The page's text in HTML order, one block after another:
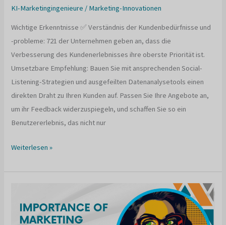
KI-Marketingingenieure / Marketing-Innovationen
Wichtige Erkenntnisse ✅ Verständnis der Kundenbedürfnisse und
-probleme: 721 der Unternehmen geben an, dass die
Verbesserung des Kundenerlebnisses ihre oberste Priorität ist.
Umsetzbare Empfehlung: Bauen Sie mit ansprechenden Social-
Listening-Strategien und ausgefeilten Datenanalysetools einen
direkten Draht zu Ihren Kunden auf. Passen Sie Ihre Angebote an,
um ihr Feedback widerzuspiegeln, und schaffen Sie so ein
Benutzererlebnis, das nicht nur
Was
ein
eine
Weiterlesen »